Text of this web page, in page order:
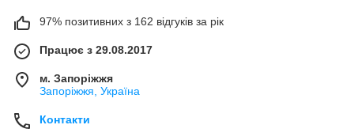
97% позитивних з 162 відгуків за рік
Працює з 29.08.2017
м. Запоріжжя
Запоріжжя, Україна
Контакти